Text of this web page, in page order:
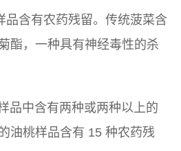
品含有农药残留。传统菠菜含
酯，一种具有神经毒性的杀
品中含有两种或两种以上的
油桃样品含有 15 种农药残